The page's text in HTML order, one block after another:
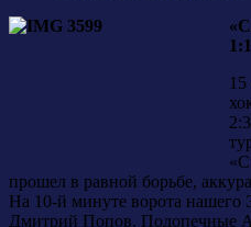
прошел в равной борьбе,
На 10-й минуте ворота нашего
Дмитрий Попов. Подопечные